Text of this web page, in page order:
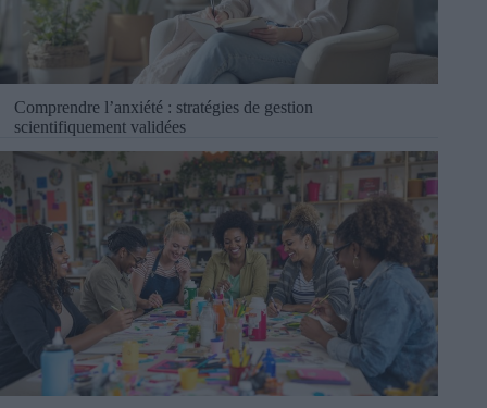
Comprendre l’anxiété : stratégies de gestion
scientifiquement validées